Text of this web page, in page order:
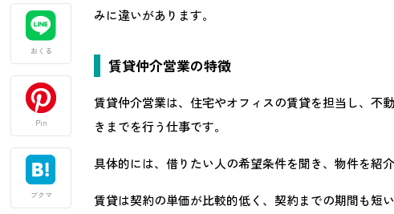
みに違いがあります。
賃貸仲介営業の特徴
賃貸仲介営業は、住宅やオフィスの賃貸を担当し、不
きまでを行う仕事です。
具体的には、借りたい人の希望条件を聞き、物件を紹
賃貸は契約の単価が比較的低く、契約までの期間も短い
おくる
Pin
ブクマ